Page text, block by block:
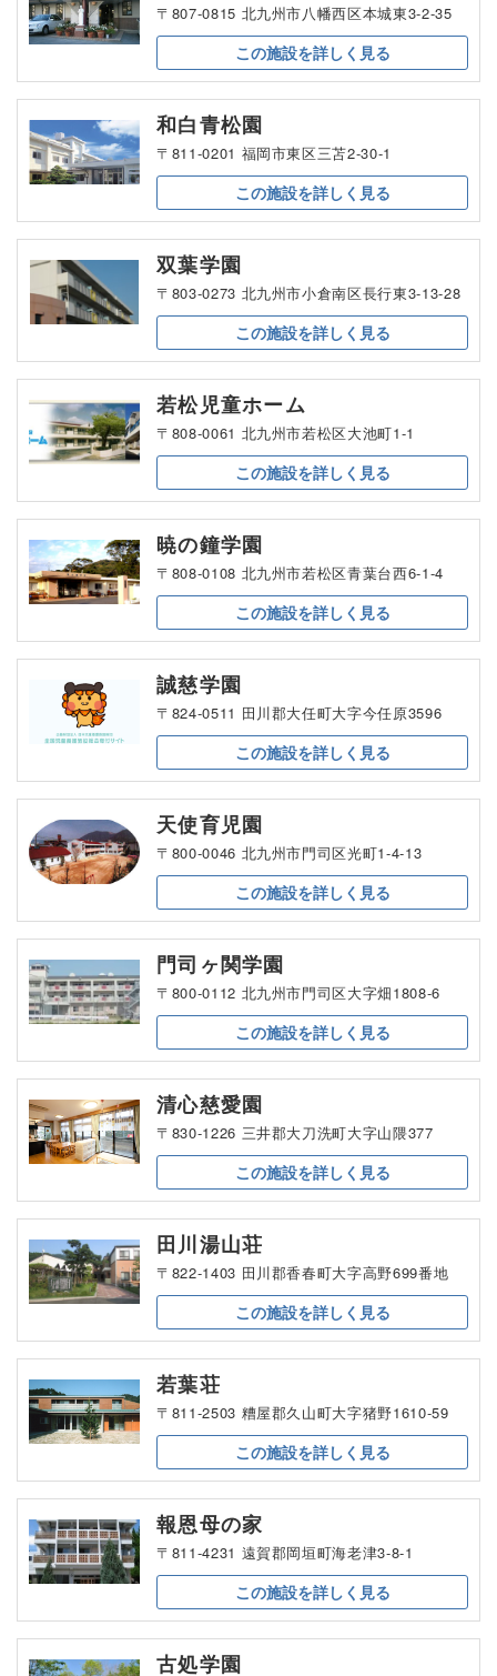
〒807-0815 北九州市八幡西区本城東3-2-35
この施設を詳しく見る
和白青松園
〒811-0201 福岡市東区三苫2-30-1
この施設を詳しく見る
双葉学園
〒803-0273 北九州市小倉南区長行東3-13-28
この施設を詳しく見る
若松児童ホーム
〒808-0061 北九州市若松区大池町1-1
この施設を詳しく見る
暁の鐘学園
〒808-0108 北九州市若松区青葉台西6-1-4
この施設を詳しく見る
誠慈学園
〒824-0511 田川郡大任町大字今任原3596
この施設を詳しく見る
天使育児園
〒800-0046 北九州市門司区光町1-4-13
この施設を詳しく見る
門司ヶ関学園
〒800-0112 北九州市門司区大字畑1808-6
この施設を詳しく見る
清心慈愛園
〒830-1226 三井郡大刀洗町大字山隈377
この施設を詳しく見る
田川湯山荘
〒822-1403 田川郡香春町大字高野699番地
この施設を詳しく見る
若葉荘
〒811-2503 糟屋郡久山町大字猪野1610-59
この施設を詳しく見る
報恩母の家
〒811-4231 遠賀郡岡垣町海老津3-8-1
この施設を詳しく見る
古処学園